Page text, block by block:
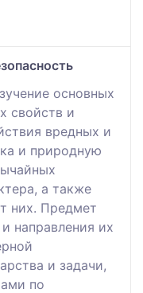
основных
свойств и
вредных и
и природную
а также
них. Предмет
направления их
и задачи,
по